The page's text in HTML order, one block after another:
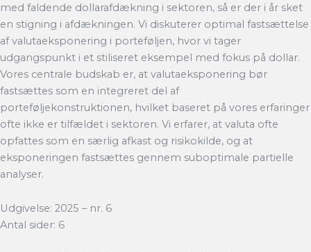
med faldende dollarafdækning i sektoren, så er der i år sket
en stigning i afdækningen. Vi diskuterer optimal fastsættelse
af valutaeksponering i porteføljen, hvor vi tager
udgangspunkt i et stiliseret eksempel med fokus på dollar.
Vores centrale budskab er, at valutaeksponering bør
fastsættes som en integreret del af
porteføljekonstruktionen, hvilket baseret på vores erfaringer
ofte ikke er tilfældet i sektoren. Vi erfarer, at valuta ofte
opfattes som en særlig afkast og risikokilde, og at
eksponeringen fastsættes gennem suboptimale partielle
analyser.
Udgivelse: 2025 – nr. 6
Antal sider: 6